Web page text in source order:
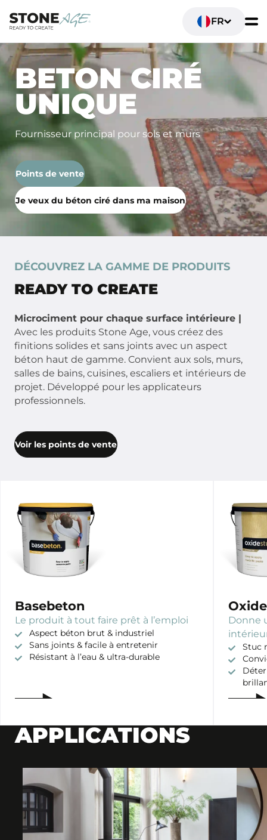
FR
BETON CIRÉ
UNIQUE
Fournisseur principal pour sols et murs
Points de vente
Je veux du béton ciré dans ma maison
DÉCOUVREZ LA GAMME DE PRODUITS
READY TO CREATE
Microciment pour chaque surface intérieure |
Avec les produits Stone Age, vous créez des
finitions solides et sans joints avec un aspect
béton haut de gamme. Convient aux sols, murs,
salles de bains, cuisines, escaliers et intérieurs de
projet. Développé pour les applicateurs
professionnels.
Voir les points de vente
Basebeton
Le produit à tout faire prêt à l’emploi
Aspect béton brut & industriel
Sans joints & facile à entretenir
Résistant à l’eau & ultra-durable
Donne
Stuc
APPLICATIONS